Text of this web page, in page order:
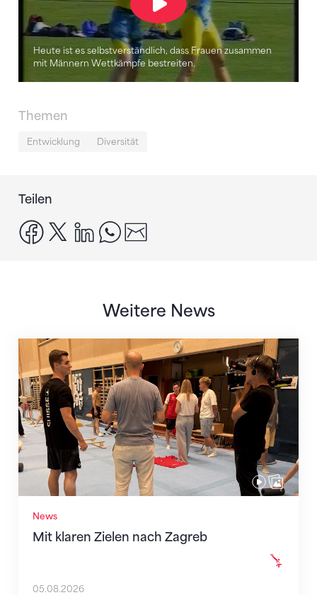
Heute ist es selbstverständlich, dass Frauen zusammen
mit Männern Wettkämpfe bestreiten.
Themen
Entwicklung Diversität
Teilen
facebook
x linkedinwhatsapp
Weitere News
News
Mit klaren Zielen nach Zagreb
Mit klaren Zielen nach Zagreb
05.08.2026